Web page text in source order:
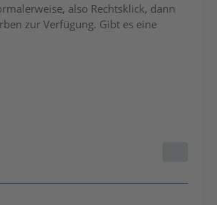
also Rechtsklick, dann
zur Verfügung. Gibt es eine